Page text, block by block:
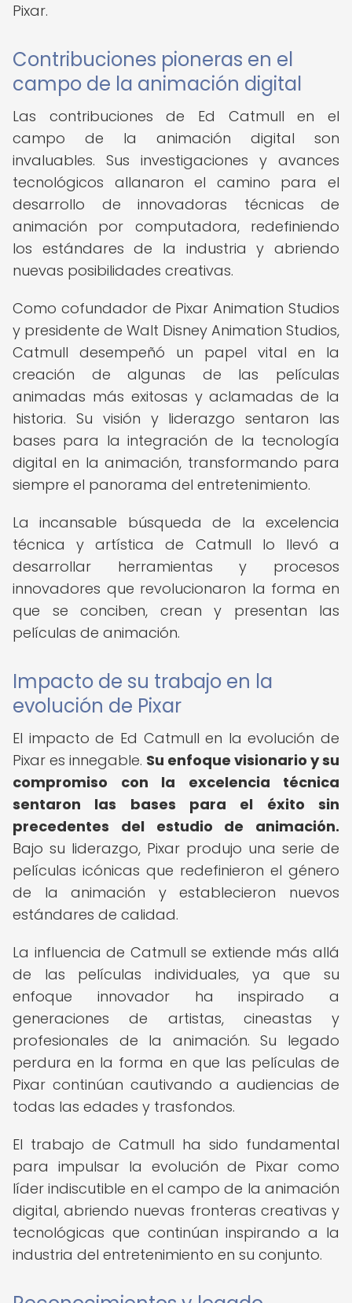
Pixar.
Contribuciones pioneras en el
campo de la animación digital
Las contribuciones de Ed Catmull en el
campo de la animación digital son
invaluables. Sus investigaciones y avances
tecnológicos allanaron el camino para el
desarrollo de innovadoras técnicas de
animación por computadora, redefiniendo
los estándares de la industria y abriendo
nuevas posibilidades creativas.
Como cofundador de Pixar Animation Studios
y presidente de Walt Disney Animation Studios,
Catmull desempeñó un papel vital en la
creación de algunas de las películas
animadas más exitosas y aclamadas de la
historia. Su visión y liderazgo sentaron las
bases para la integración de la tecnología
digital en la animación, transformando para
siempre el panorama del entretenimiento.
La incansable búsqueda de la excelencia
técnica y artística de Catmull lo llevó a
desarrollar herramientas y procesos
innovadores que revolucionaron la forma en
que se conciben, crean y presentan las
películas de animación.
Impacto de su trabajo en la
evolución de Pixar
El impacto de Ed Catmull en la evolución de
Pixar es innegable. Su enfoque visionario y su
compromiso con la excelencia técnica
sentaron las bases para el éxito sin
precedentes del estudio de animación.
Bajo su liderazgo, Pixar produjo una serie de
películas icónicas que redefinieron el género
de la animación y establecieron nuevos
estándares de calidad.
La influencia de Catmull se extiende más allá
de las películas individuales, ya que su
enfoque innovador ha inspirado a
generaciones de artistas, cineastas y
profesionales de la animación. Su legado
perdura en la forma en que las películas de
Pixar continúan cautivando a audiencias de
todas las edades y trasfondos.
El trabajo de Catmull ha sido fundamental
para impulsar la evolución de Pixar como
líder indiscutible en el campo de la animación
digital, abriendo nuevas fronteras creativas y
tecnológicas que continúan inspirando a la
industria del entretenimiento en su conjunto.